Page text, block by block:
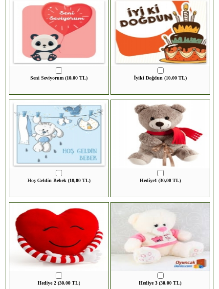
Seni Seviyorum (10,00 TL) İyiki Doğdun (10,00 TL)
Hoş Geldin Bebek (10,00 TL) Hediye1 (30,00 TL)
Hediye 2 (30,00 TL) Hediye 3 (30,00 TL)